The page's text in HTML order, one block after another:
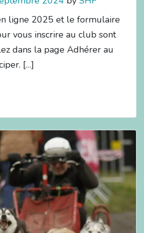
ligne 2025 et le formulaire
vous inscrire au club sont
dans la page Adhérer au
[…]